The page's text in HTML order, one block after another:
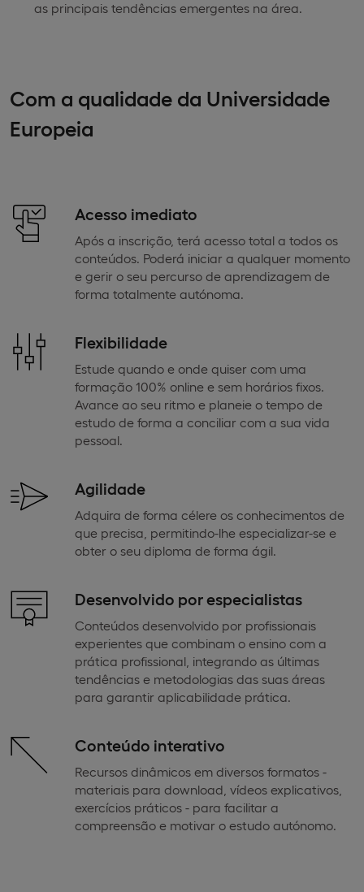
as principais tendências emergentes na área.
Com a qualidade da Universidade
Europeia
Acesso imediato
Após a inscrição, terá acesso total a todos os
conteúdos. Poderá iniciar a qualquer momento
e gerir o seu percurso de aprendizagem de
forma totalmente autónoma.
Flexibilidade
Estude quando e onde quiser com uma
formação 100% online e sem horários fixos.
Avance ao seu ritmo e planeie o tempo de
estudo de forma a conciliar com a sua vida
pessoal.
Agilidade
Adquira de forma célere os conhecimentos de
que precisa, permitindo-lhe especializar-se e
obter o seu diploma de forma ágil.
Desenvolvido por especialistas
Conteúdos desenvolvido por profissionais
experientes que combinam o ensino com a
prática profissional, integrando as últimas
tendências e metodologias das suas áreas
para garantir aplicabilidade prática.
Conteúdo interativo
Recursos dinâmicos em diversos formatos -
materiais para download, vídeos explicativos,
exercícios práticos - para facilitar a
compreensão e motivar o estudo autónomo.